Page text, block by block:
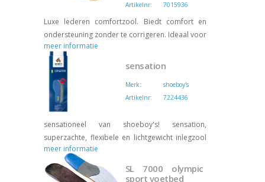
Artikelnr:
7015936
Luxe lederen comfortzool. Biedt comfort en
ondersteuning zonder te corrigeren. Ideaal voor
alledaags gebruik. Maat 36 t/m 46
Vind een verkooppunt
en geef bij je bestelling
dit artikelnr. door:
7015936
meer informatie
sensation
Merk:
shoeboy's
Artikelnr:
7224436
sensationeel van shoeboy's! sensation,
superzachte, flexibele en lichtgewicht inlegzool
voor extreem zachte stap en een betere zitting
van de voet in de schoen. past zich onmiddellijk
aan de vorm van de individuele voet aan.
meer informatie
SL 7000 olympic
sport voetbed